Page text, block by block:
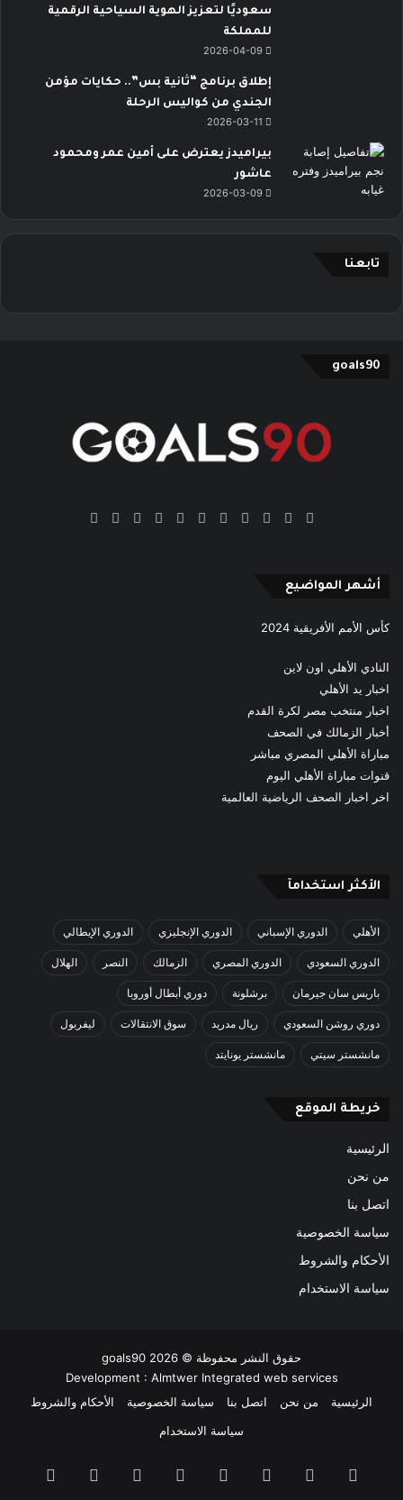
سعوديًا لتعزيز الهوية السياحية الرقمية
للمملكة
2026-04-09
إطلاق برنامج “ثانية بس”.. حكايات مؤمن
الجندي من كواليس الرحلة
2026-03-11
بيراميدز يعترض على أمين عمر ومحمود
عاشور
2026-03-09
تابعنا
goals90
فيسبوك
‫X بينتيريست
‫YouTube انستقرام‫TikTokملخصGoogle
أشهر المواضيع
كأس الأمم الأفريقية 2024
النادي الأهلي اون لاين
اخبار يد الأهلي
اخبار منتخب مصر لكرة القدم
أخبار الزمالك في الصحف
مباراة الأهلي المصري مباشر
قنوات مباراة الأهلي اليوم
اخر اخبار الصحف الرياضية العالمية
الأكثر استخدامآ
الأهلي الدوري الإسباني الدوري الإنجليزي الدوري الإيطالي
الدوري السعودي الدوري المصري الزمالك النصر الهلال
باريس سان جيرمان برشلونة دوري أبطال أوروبا
دوري روشن السعودي ريال مدريد سوق الانتقالات ليفربول
مانشستر سيتي مانشستر يونايتد
خريطة الموقع
الرئيسية
من نحن
اتصل بنا
سياسة الخصوصية
الأحكام والشروط
سياسة الاستخدام
حقوق النشر محفوظة © goals90 2026
Development : Almtwer Integrated web services
الرئيسية
من نحن اتصل بنا سياسة الخصوصية
الأحكام والشروط
سياسة الاستخدام
فيسبوك بينتيريست‫YouTube انستقرام